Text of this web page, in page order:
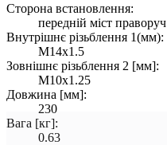
Сторона встановлення:
передній міст праворуч
Внутрішнє різьблення 1(мм):
M14x1.5
Зовнішнє різьблення 2 [мм]:
M10x1.25
Довжина [мм]:
230
Вага [кг]:
0.63